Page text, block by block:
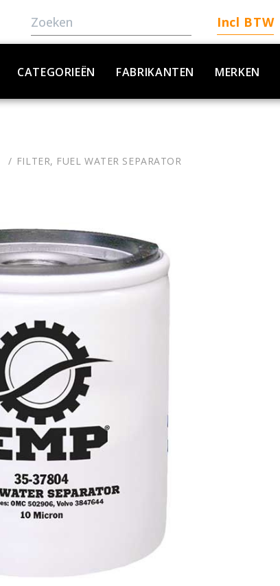
Incl BTW
CATEGORIEËN FABRIKANTEN MERKEN
FILTER, FUEL WATER SEPARATOR